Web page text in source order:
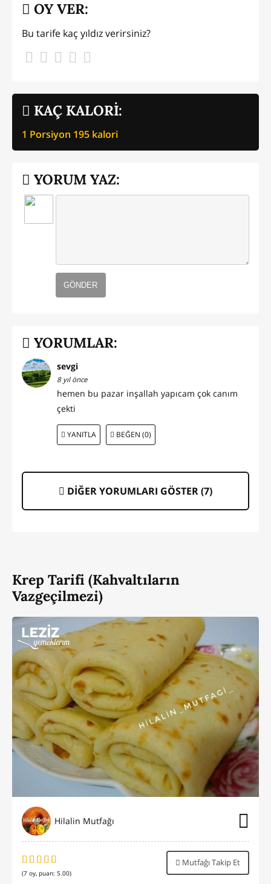
KAÇ KALORİ:
1 Porsiyon 195 kalori
OY VER:
Bu tarife kaç yıldız verirsiniz?
YORUM YAZ:
GÖNDER
YORUMLAR:
sevgi
8 yıl önce
hemen bu pazar inşallah yapıcam çok canım
çekti
YANITLA BEĞEN (0)
DİĞER YORUMLARI GÖSTER (7)
Krep Tarifi (Kahvaltıların
Vazgeçilmezi)
Hilalin Mutfağı
(7 oy, puan: 5.00)
Mutfağı Takip Et